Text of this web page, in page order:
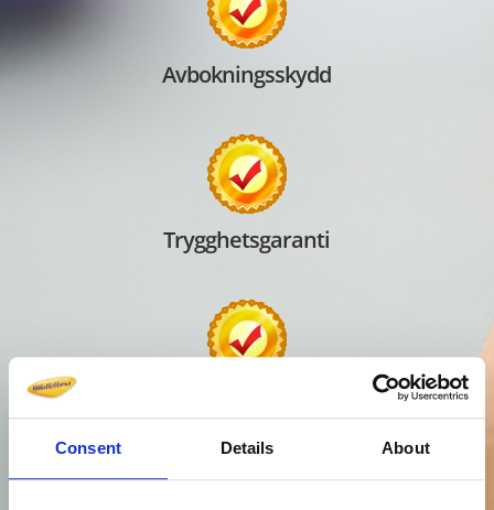
Consent Details About
Avbokningsskydd
Trygghetsgaranti
Vad kostar det?